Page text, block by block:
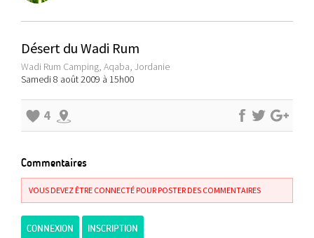
Désert du Wadi Rum
Wadi Rum Camping, Aqaba, Jordanie
Samedi 8 août 2009 à 15h00
4
Commentaires
VOUS DEVEZ ÊTRE CONNECTÉ POUR POSTER DES COMMENTAIRES
CONNEXION INSCRIPTION